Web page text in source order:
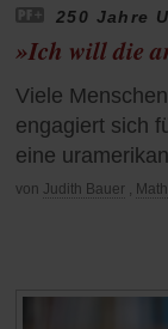
250 Jahre
»Ich will die
Viele
engagiert sich
eine
von Judith Bauer ,